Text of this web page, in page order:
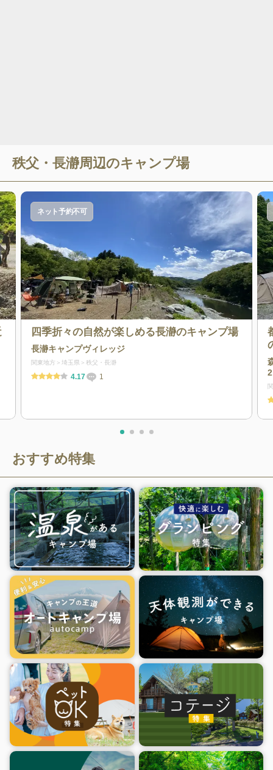
秩父・長瀞周辺のキャンプ場
ネット予約不可
四季折々の自然が楽しめる長瀞のキャンプ場
長瀞キャンプヴィレッジ
関東地方 埼玉県 秩父・長瀞
4.17 1
おすすめ特集